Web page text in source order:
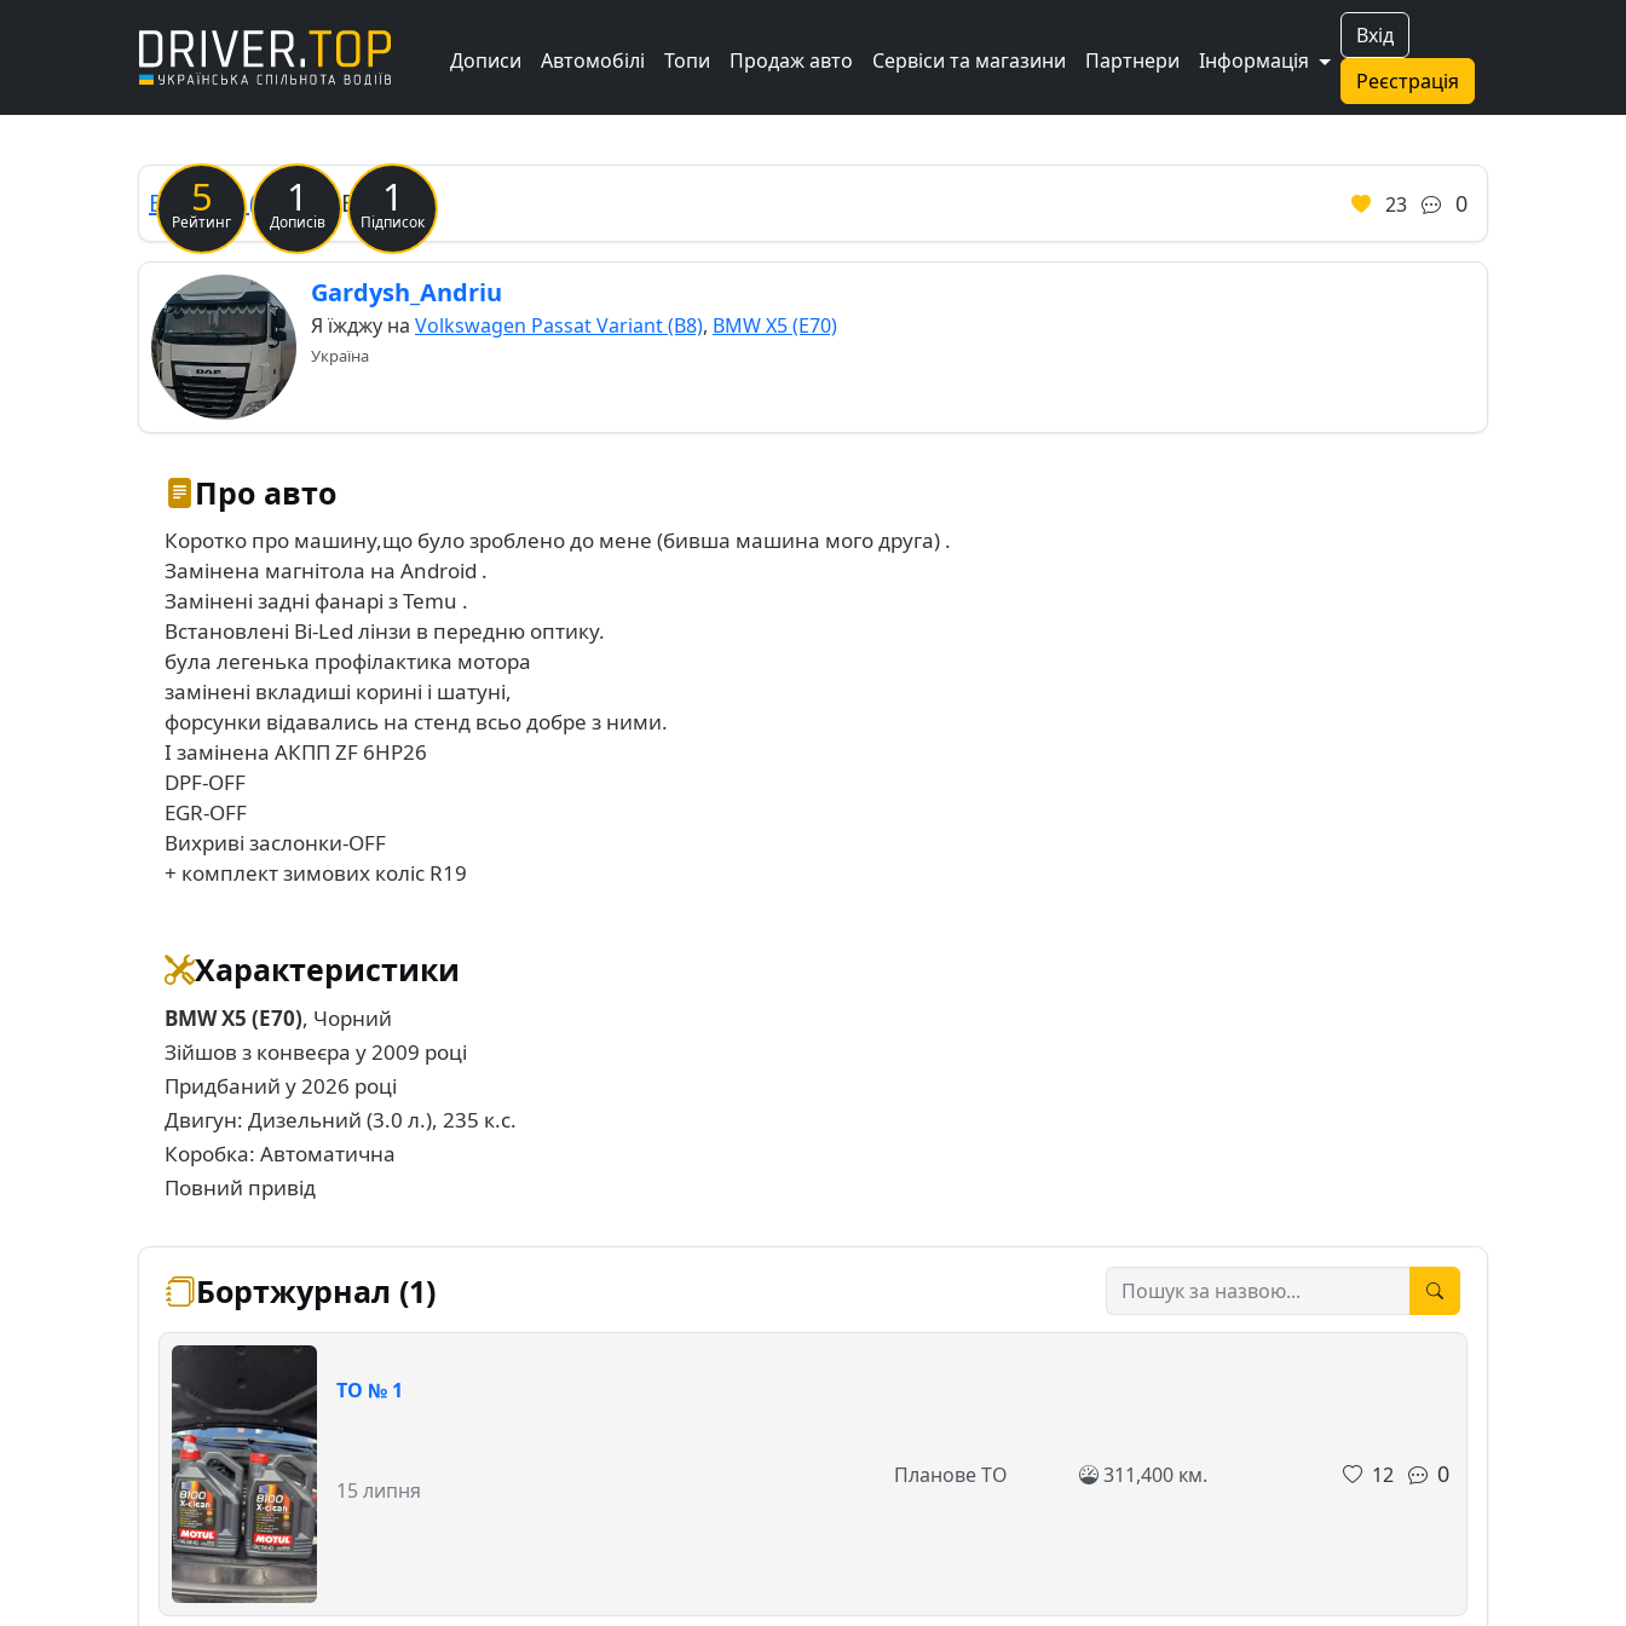
Вхід
Реєстрація
Дописи Автомобілі Топи Продаж авто Сервіси та магазини Партнери Інформація
5
Рейтинг
1
Дописів
1
Підписок
Previous Next
BMW X5 (E70) MrBlack 23 0
Gardysh_Andriu
Я їжджу на Volkswagen Passat Variant (B8), BMW X5 (E70)
Україна
Про авто
Коротко про машину,що було зроблено до мене (бивша машина мого друга) .
Замінена магнітола на Android .
Замінені задні фанарі з Temu .
Встановлені Bi-Led лінзи в передню оптику.
була легенька профілактика мотора
замінені вкладиші корині і шатуні,
форсунки відавались на стенд всьо добре з ними.
І замінена AКПП ZF 6HP26
DPF-OFF
EGR-OFF
Вихриві заслонки-OFF
+ комплект зимових коліс R19
Характеристики
BMW X5 (E70), Чорний
Зійшов з конвеєра у 2009 році
Придбаний у 2026 році
Двигун: Дизельний (3.0 л.), 235 к.с.
Коробка: Автоматична
Повний привід
Бортжурнал (1)
ТО № 1
15 липня
Планове ТО 311,400 км. 12 0